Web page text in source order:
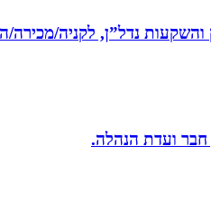
והשקעות נדל”ן, לקניה/
חבר ועדת הנהלה.